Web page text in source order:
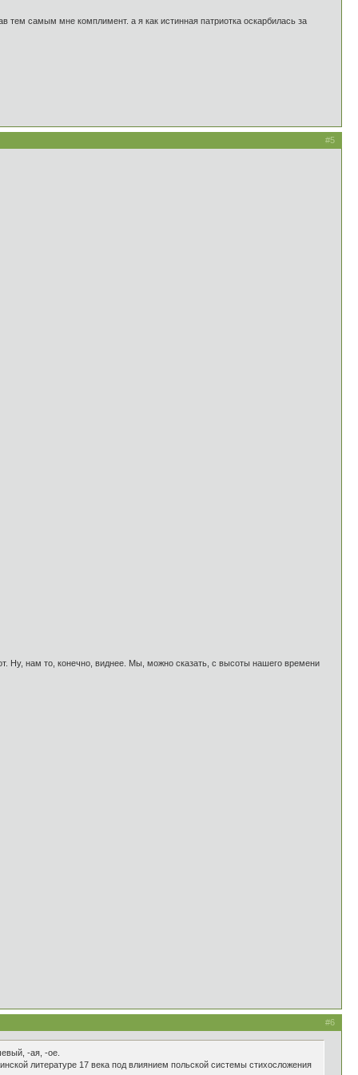
тем самым мне комплимент. а я как истинная патриотка оскарбилась за
#5
Ну, нам то, конечно, виднее. Мы, можно сказать, с высоты нашего времени
#6
-ая, -ое.
литературе 17 века под влиянием польской системы стихосложения